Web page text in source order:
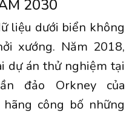
2030
liệu dưới biển không
xướng. Năm 2018,
dự án thử nghiệm tại
đảo Orkney của
công bố những